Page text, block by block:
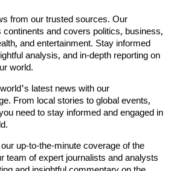
from our trusted sources. Our
and covers politics, business,
and entertainment. Stay informed
analysis, and in-depth reporting on
world.
latest news with our
From local stories to global events,
need to stay informed and engaged in
up-to-the-minute coverage of the
team of expert journalists and analysts